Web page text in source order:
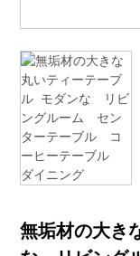
無垢材の大き